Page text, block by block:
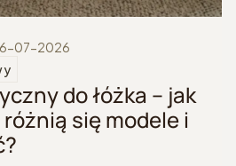
07-2026
do łóżka – jak
się modele i